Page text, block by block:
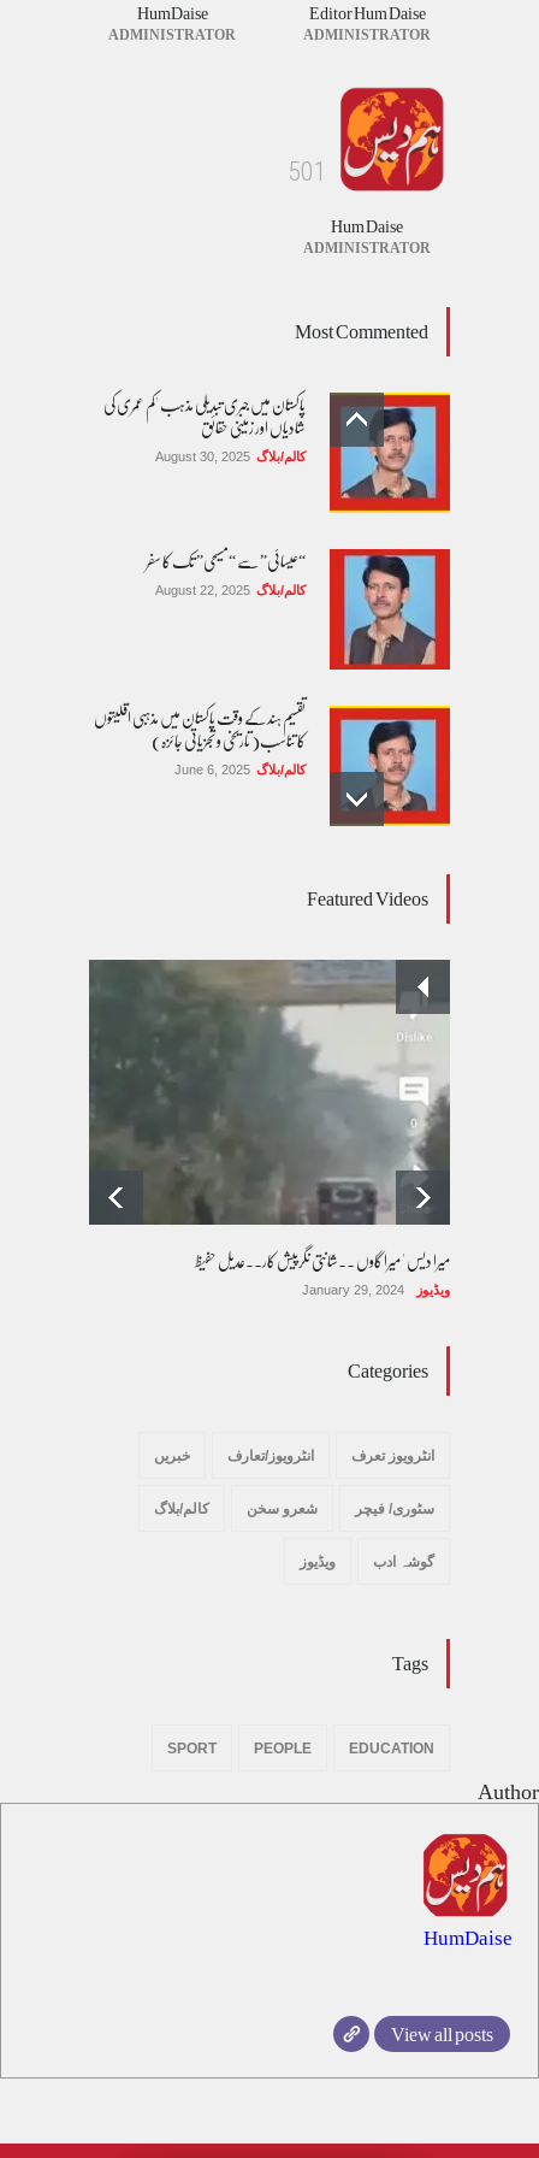
Editor Hum Daise
ADMINISTRATOR
HumDaise
ADMINISTRATOR
1
0
5
Hum Daise
ADMINISTRATOR
Most Commented
پاکستان میں جبری تبدیلی مذہب 'کم عمری کی
شادیاں اور زمینی حقائق
کالم/بلاگ August 30, 2025
“عیسائی” سے “مسیحی” تک کا سفر
کالم/بلاگ August 22, 2025
تقسیم ہند کے وقت پاکستان میں مذہبی اقلیتوں
کا تناسب( تاریخی و تجزیاتی جائزہ)
کالم/بلاگ June 6, 2025
پسند کی شادیوں کا بڑھتا ہوا رجحان اور راولپنڈی
کی یوسیز میں اندارج پر پابندی ایک نیا تنازعہ
October 14, 2025
Featured Videos
میرا دیس ' میرا گاوں ۔۔شانتی نگرپیش کار۔۔عدیل حفیظ
ویڈیوز January 29, 2024
Categories
انٹرویوز تعرف انٹرویوز/تعارف خبریں
سٹوری/ فیچر شعرو سخن کالم/بلاگ
گوشہ ادب ویڈیوز
Tags
EDUCATION
PEOPLE
SPORT
Author
HumDaise
View all posts